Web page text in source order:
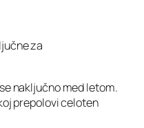
za
naključno med letom.
prepolovi celoten